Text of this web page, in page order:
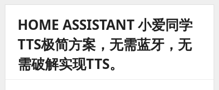
用
通
过
OpenMQTTGateway
同
时
获
HOME ASSISTANT 小爱同学
TTS极简方案，无需蓝牙，无
需破解实现TTS。